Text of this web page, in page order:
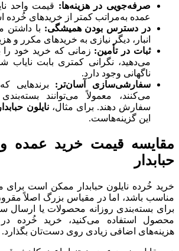
صرفه‌جویی در هزینه‌ها: قیمت واحد
عمده به‌مراتب کمتر از خریدهای خُرده
در دسترس بودن همیشگی: با داشتن
انبار، دیگر نیازی به خریدهای مکرر و
ثبات در تأمین: زمانی که خرید خود
می‌دهید، نگرانی کمتری بابت نایاب
ناگهانی وجود دارد.
سفارشی‌سازی آسان‌تر: برندهایی
می‌کنند، معمولاً می‌توانند
سفارش دهند. برای مثال،نایلون
این گزینه‌هاست.
مقایسه قیمت خرید عمده و
حبابدار
خرید خُرده نایلون حبابدار ممکن است
مناسب باشد، اما در مقیاس بزرگ اصلاً
برای بسته‌بندی روزانه محصولات یا ارسال
محصول استفاده می‌کنید، خرید خُرده
هزینه‌های اضافی زیادی روی دست‌تان بگذارد.